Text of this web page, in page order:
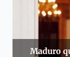
Maduro